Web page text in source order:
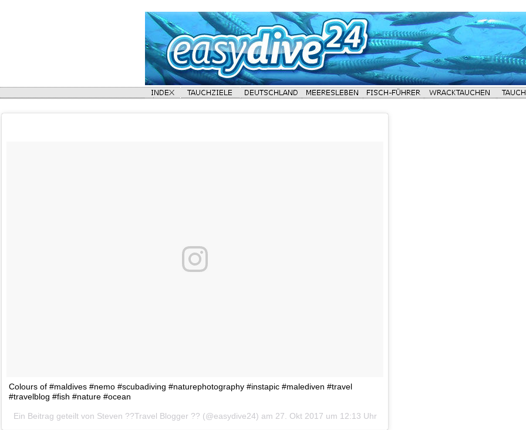
Colours of #maldives #nemo #scubadiving #naturephotography #instapic #malediven #travel
#travelblog #fish #nature #ocean
Ein Beitrag geteilt von Steven ??Travel Blogger ?? (@easydive24) am 27. Okt 2017 um 12:13 Uhr